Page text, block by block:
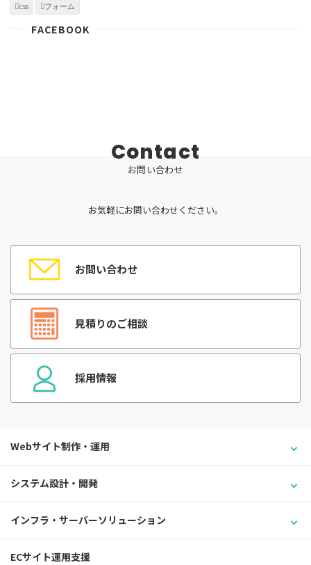
css フォーム
FACEBOOK
Contact
お問い合わせ
お気軽にお問い合わせください。
お問い合わせ
見積りのご相談
採用情報
Webサイト制作・運用
システム設計・開発
インフラ・サーバーソリューション
ECサイト運用支援